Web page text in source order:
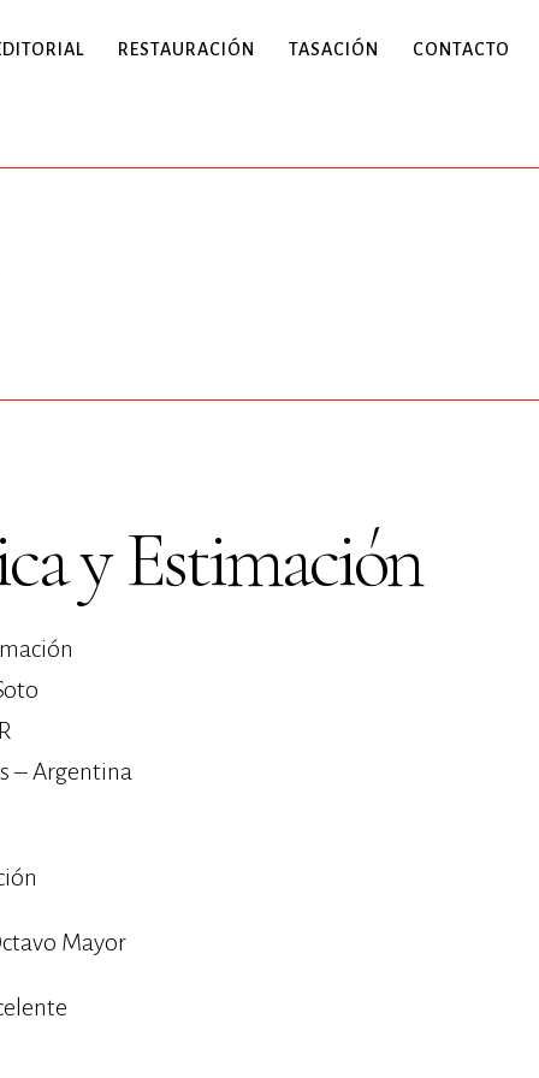
RESTAURACIÓN TASACIÓN CONTACTO
y Estimación
– Argentina
Mayor